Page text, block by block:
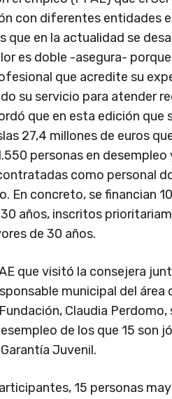
con diferentes entidades
que en la actualidad se
es doble -asegura-
que acredite su
su servicio para atender
que en esta edición que
27,4 millones de euros
personas en
como personal
En concreto, se financian
años, inscritos
de 30 años.
que visitó la consejera
municipal del
Claudia
de los que 15 son
Juvenil.
15 personas